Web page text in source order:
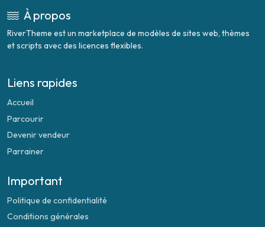
À propos
RiverTheme est un marketplace de modèles de sites web, thèmes
et scripts avec des licences flexibles.
Liens rapides
Accueil
Parcourir
Devenir vendeur
Parrainer
Important
Politique de confidentialité
Conditions générales